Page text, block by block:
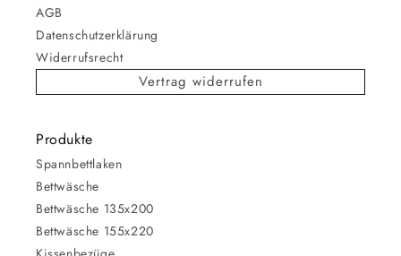
AGB
Datenschutzerklärung
Widerrufsrecht
Vertrag widerrufen
Produkte
Spannbettlaken
Bettwäsche
Bettwäsche 135x200
Bettwäsche 155x220